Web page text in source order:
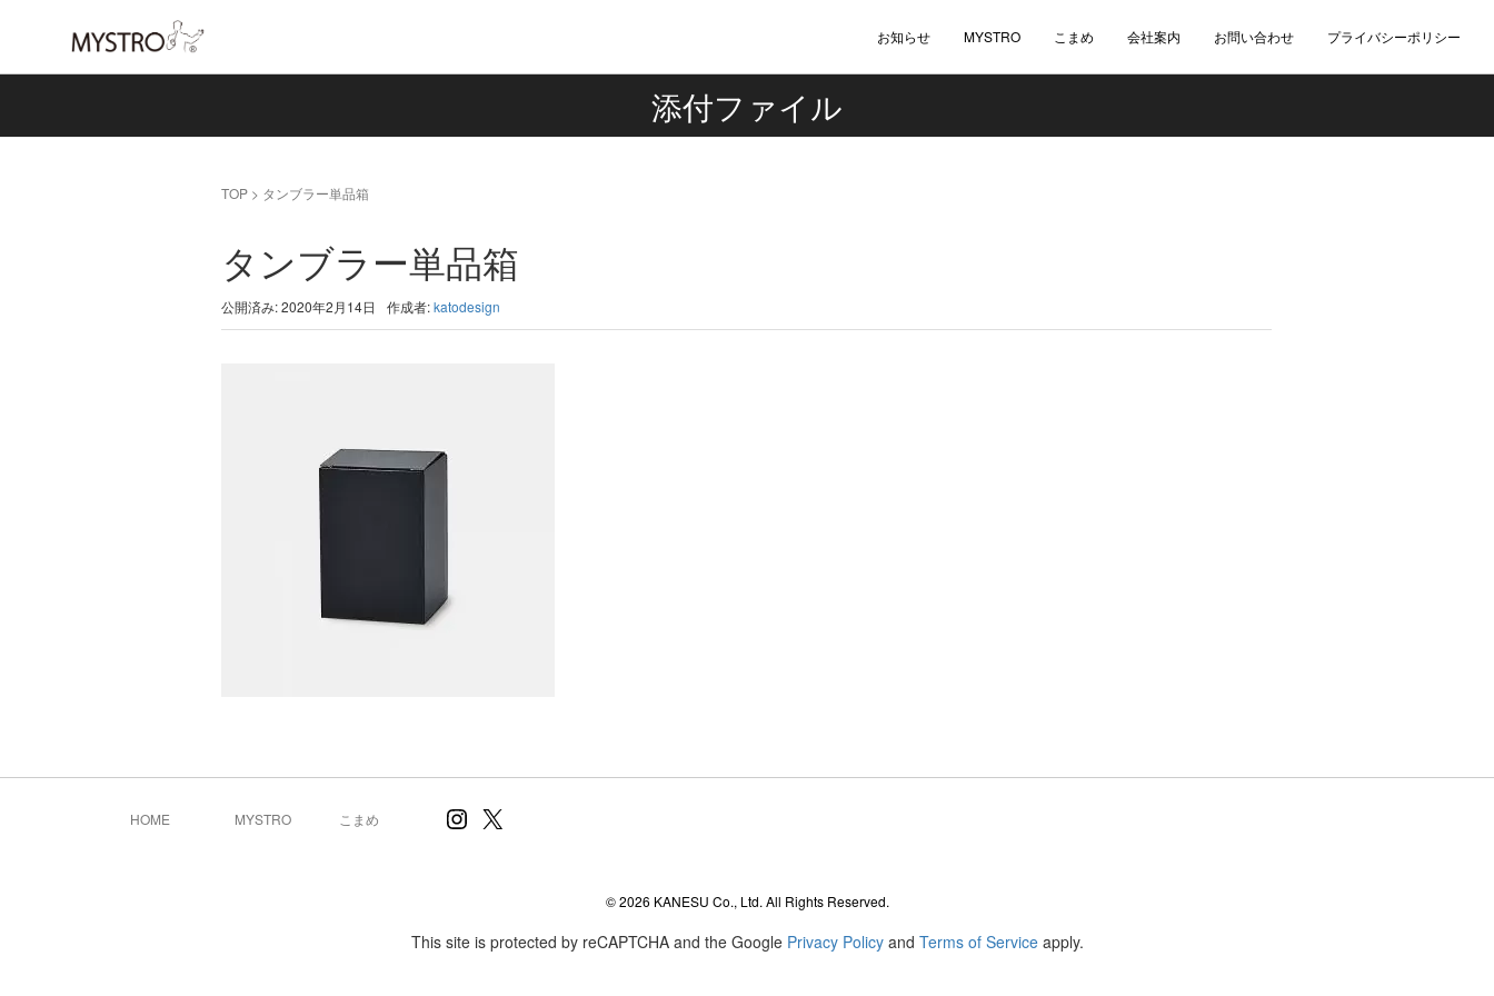
お知らせ MYSTRO こまめ 会社案内 お問い合わせ プライバシーポリシー
添付ファイル
TOP > タンブラー単品箱
タンブラー単品箱
公開済み: 2020年2月14日 作成者:katodesign
HOME MYSTRO こまめ Instagram
X
© 2026 KANESU Co., Ltd. All Rights Reserved.
This site is protected by reCAPTCHA and the Google Privacy Policyand Terms of Serviceapply.